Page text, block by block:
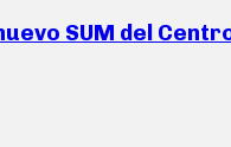
SUM del